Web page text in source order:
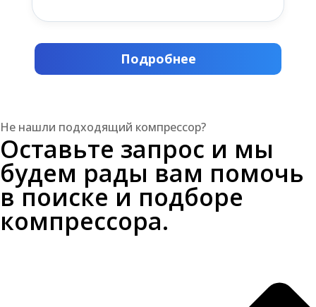
Подробнее
Не нашли подходящий компрессор?
Оставьте запрос и мы
будем рады вам помочь
в поиске и подборе
компрессора.